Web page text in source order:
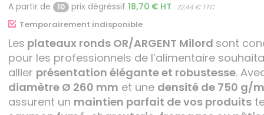
A partir de 10 prix dégréssif 18,70 € HT 22,44 € TTC
Temporairement indisponible
Les plateaux ronds OR/ARGENT Milord sont
pour les professionnels de l’alimentaire
allier présentation élégante et robustesse.
diamètre Ø 260 mm et une densité de 750 g/
assurent un maintien parfait de vos produits